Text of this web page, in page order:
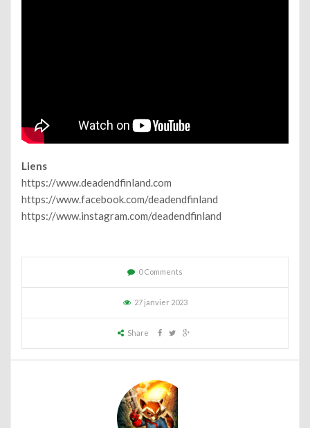
Liens
https://www.deadendfinland.com
https://www.facebook.com/deadendfinland
https://www.instagram.com/deadendfinland
0 Comments
27 janvier 2023
Share